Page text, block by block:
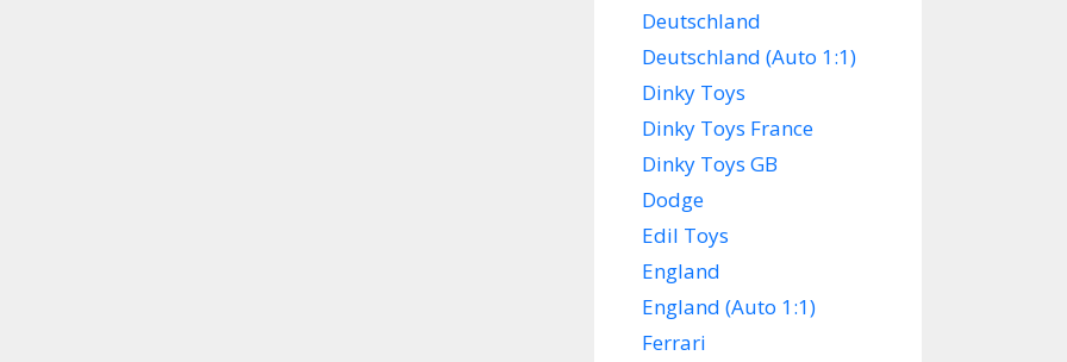
Deutschland
Deutschland (Auto 1:1)
Dinky Toys
Dinky Toys France
Dinky Toys GB
Dodge
Edil Toys
England
England (Auto 1:1)
Ferrari